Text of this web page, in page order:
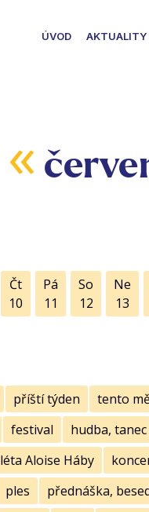
ÚVOD AKTUALITY
«
Čt
10
Pá
11
So
12
Ne
13
příští týden
tento
festival hudba, tanec
Aloise Háby
ples přednáška,